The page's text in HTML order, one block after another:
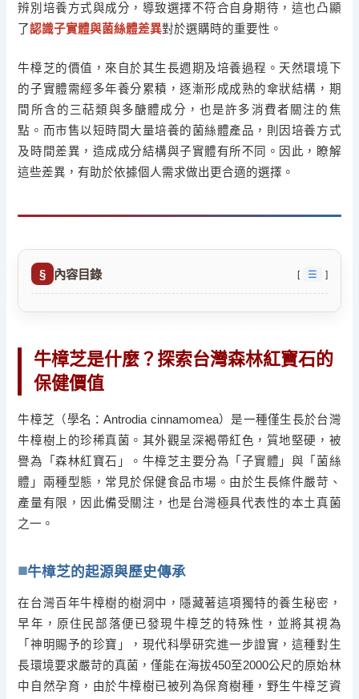
辨別培養方式與成分，導致選擇不符合自身期待，這也凸顯
了認識子實體與菌絲體差異對於選購時的重要性。
牛樟芝的價值，來自於其生長週期及培養過程。天然環境下
的子實體需經多年養分累積，逐漸形成成熟的傘狀結構，期
間所含的三萜類與多醣體成分，也是許多消費者關注的焦
點。而市售以短時間大量培養的菌絲體產品，則因培養方式
及時間差異，造成成分結構與子實體有所不同。因此，瞭解
這些差異，有助於依據個人需求做出更合適的選擇。
內容目錄 ☰
牛樟芝是什麼？探索台灣森林紅寶石的
保健價值
牛樟芝（學名：Antrodia cinnamomea）是一種僅生長於台灣
牛樟樹上的珍稀真菌。其外觀呈深褐帶紅色，質地堅硬，被
譽為「森林紅寶石」。牛樟芝主要分為「子實體」與「菌絲
體」兩種型態，常見於保健食品市場。由於生長條件嚴苛、
產量有限，因此備受關注，也是台灣極具代表性的本土真菌
之一。
牛樟芝的起源與歷史傳承
在台灣百年牛樟樹的樹洞中，隱藏著這項獨特的養生秘密，
早年，原住民部落便已發現牛樟芝的特殊性，並將其視為
「神明賜予的珍寶」，現代科學研究進一步證實，這種對生
長環境要求嚴苛的真菌，僅能在海拔450至2000公尺的原始林
中自然孕育，由於牛樟樹已被列為保育樹種，野生牛樟芝資